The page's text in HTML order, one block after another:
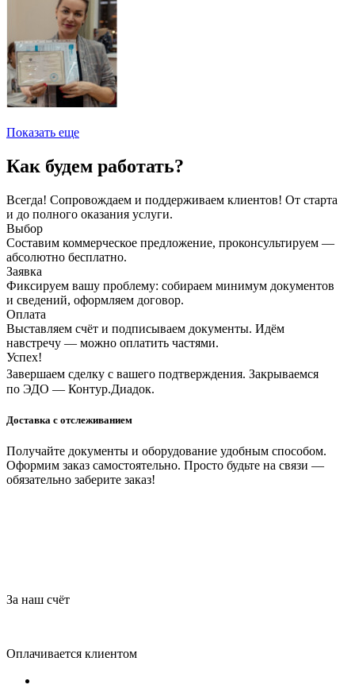
Показать еще
Как будем работать?
Всегда! Сопровождаем и поддерживаем клиентов! От старта
и до полного оказания услуги.
Выбор
Составим коммерческое предложение, проконсультируем —
абсолютно бесплатно.
Заявка
Фиксируем вашу проблему: собираем минимум документов
и сведений, оформляем договор.
Оплата
Выставляем счёт и подписываем документы. Идём
навстречу — можно оплатить частями.
Успех!
Завершаем сделку с вашего подтверждения. Закрываемся
по ЭДО — Контур.Диадок.
Доставка с отслеживанием
Получайте документы и оборудование удобным способом.
Оформим заказ самостоятельно. Просто будьте на связи —
обязательно заберите заказ!
За наш счёт
Оплачивается клиентом